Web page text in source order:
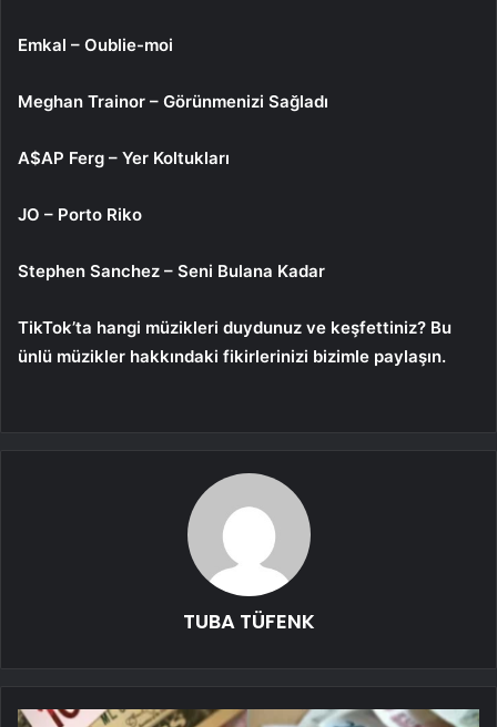
Emkal – Oublie-moi
Meghan Trainor – Görünmenizi Sağladı
A$AP Ferg – Yer Koltukları
JO – Porto Riko
Stephen Sanchez – Seni Bulana Kadar
TikTok’ta hangi müzikleri duydunuz ve keşfettiniz? Bu
ünlü müzikler hakkındaki fikirlerinizi bizimle paylaşın.
TUBA TÜFENK